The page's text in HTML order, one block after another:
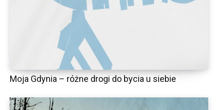
Moja Gdynia – różne drogi do bycia u siebie